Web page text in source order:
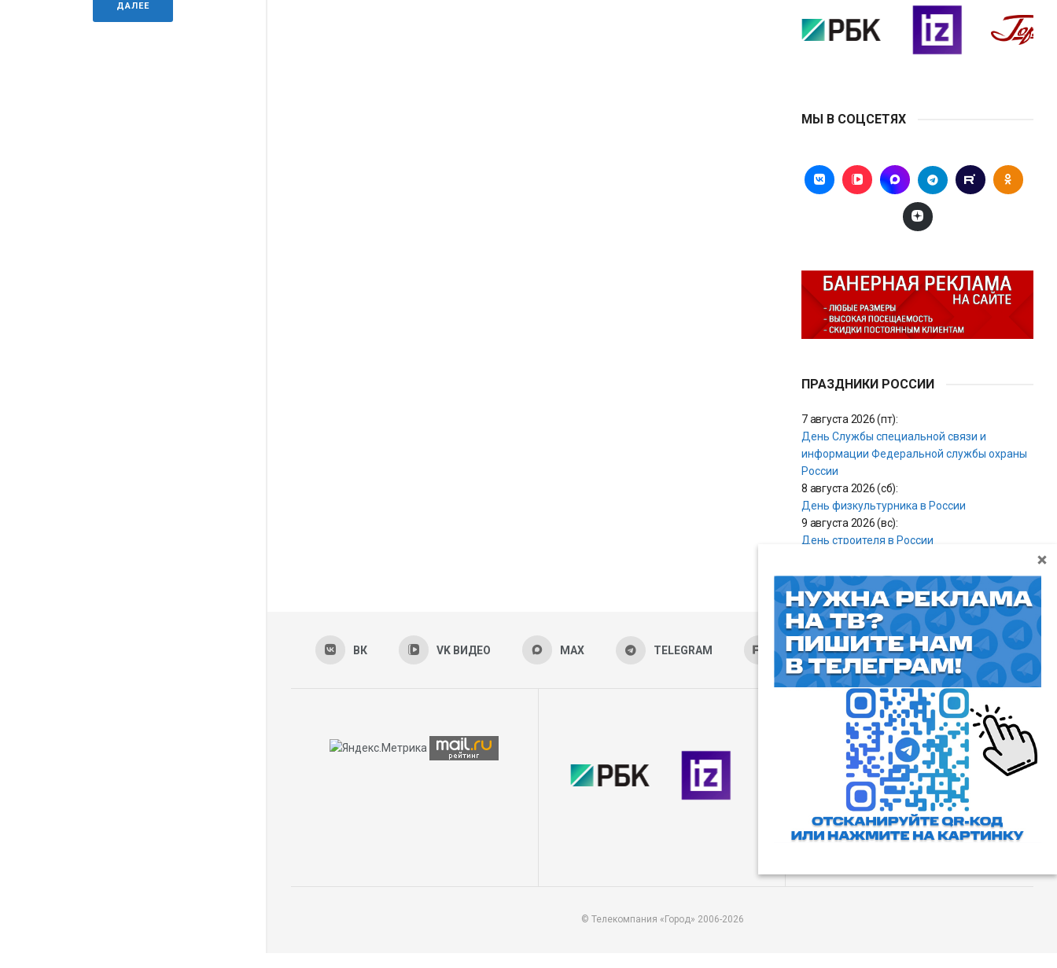
ДАЛЕЕ
МЫ В СОЦСЕТЯХ
ПРАЗДНИКИ РОССИИ
7 августа 2026 (пт):
День Службы специальной связи и
информации Федеральной службы охраны
России
8 августа 2026 (сб):
День физкультурника в России
9 августа 2026 (вс):
День строителя в России
ВК VK ВИДЕО MAX TELEGRAM RUTUBE ОК ДЗЕН
Пользовательское соглашение
Все права защищены. Любое
использование материалов
допускается только с согласия
редакции, а также с ссылкой на
сайт.
© Телекомпания «Город» 2006-2026